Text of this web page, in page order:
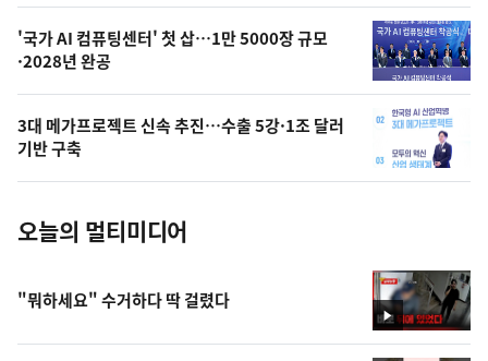
오
의
사
진
'국가 AI 컴퓨팅센터' 첫 삽…1만 5000장 규모
·2028년 완공
3대 메가프로젝트 신속 추진…수출 5강·1조 달러
기반 구축
오늘의 멀티미디어
영
상
"뭐하세요" 수거하다 딱 걸렸다